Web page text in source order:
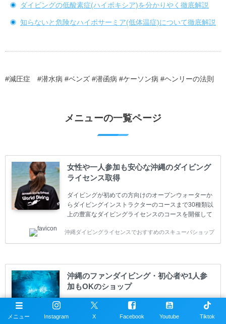
ダイビングの低酸素症(ハイポキシア)を分かりやく徹底解説
知らないと危険なハイポサーミア(低体温症)について徹底解説
#減圧症 #潜水病 #ベンズ #潜函病 #ケーソン病 #ヘンリーの法則
メニューの一覧ページ
女性や一人参加も安心な沖縄のダイビング
ライセンス取得
ダイビングが初めての方向けのオープンウォーターか
らダイビングインストラクターのコースまで30種類以
上の豊富なダイビングライセンスのコースを開催して
(TEC)のコースもご用意しています。 当スクールを受
講するお客様は一人参加などの少人数のご参加が最も
スクールです。各種ダイビングライセンス取得コース
は年間を通じてキャンペーンを行っています。 ベーシ
ックダイバー(Cカード) 1日間+eラーニング 最安値キ
ャンペーン ￥22800(税込) ￥16800(税込) 器材 / 送
迎 / 保険 / 全て込み ダイビング...
沖縄ダイビングライセンスでおすすめのスキューバショップ
沖縄のファンダイビング・初心者や1人参
加もOKのショップ
当スクールのファンダイビングでは沖縄本島中北部、
近郊離島で100ヶ所以上のダイビングスポットへご案
メニュー Instagram X Facebook Youtube Tiktok